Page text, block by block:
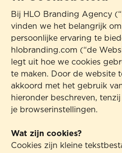
Bij HLO Branding Agency
vinden we het belangrijk
persoonlijke ervaring te
hlobranding.com (“de
legt uit hoe we cookies
te maken. Door de website
akkoord met het gebruik
hieronder beschreven,
je browserinstellingen.
Wat zijn cookies?
Cookies zijn kleine